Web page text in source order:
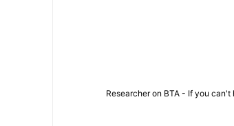
Researcher on BTA - If you